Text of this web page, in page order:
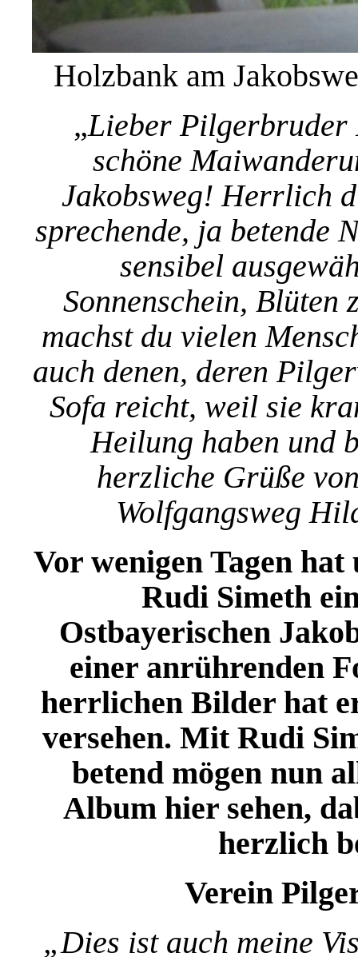
Holzbank am
„Lieber Pilgerbruder
schöne
Jakobsweg! Herrlich
sprechende, ja betende
sensibel
Sonnenschein,
machst du vielen
auch denen, deren
Sofa reicht, weil sie
Heilung haben und
herzliche Grüße
Wolfgangsweg
Vor wenigen Tagen
Rudi Simeth
Ostbayerischen
einer anrührenden
herrlichen Bilder hat
versehen. Mit Rudi
betend mögen nun
Album hier sehen,
herzlich
Verein
„Dies ist auch meine